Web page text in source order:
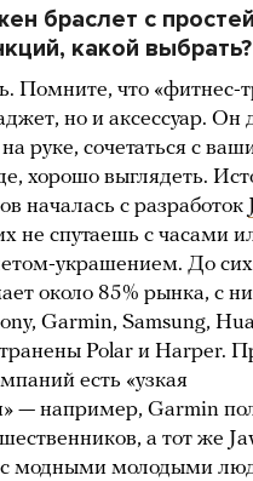
браслет с
какой выбрать?
Помните, что «фитнес-
но и аксессуар. Он
руке, сочетаться с
хорошо выглядеть.
началась с разработок
не спутаешь с часами
украшением. До
около 85% рынка, с
Garmin, Samsung,
Polar и Harper.
есть «узкая
— например, Garmin
а тот же
с модными молодыми